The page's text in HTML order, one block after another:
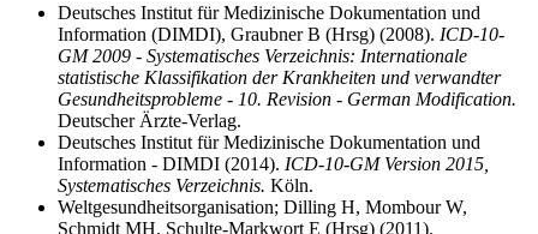
Deutsches Institut für Medizinische Dokumentation und
Information (DIMDI), Graubner B (Hrsg) (2008). ICD-10-
GM 2009 - Systematisches Verzeichnis: Internationale
statistische Klassifikation der Krankheiten und verwandter
Gesundheitsprobleme - 10. Revision - German Modification.
Deutscher Ärzte-Verlag.
Deutsches Institut für Medizinische Dokumentation und
Information - DIMDI (2014). ICD-10-GM Version 2015,
Systematisches Verzeichnis. Köln.
Weltgesundheitsorganisation; Dilling H, Mombour W,
Schmidt MH, Schulte-Markwort E (Hrsg) (2011).